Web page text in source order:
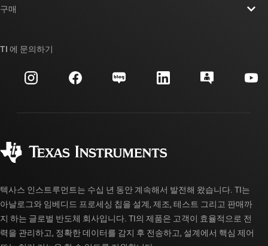
투자 관계
제조
대체품 검색
고객 지원 센터
myTI 계정 FAQ
구매
주문 FAQ
TI 에 문의하기
텍사스 인스트루먼트는 수십 년 동안 계속해서 발전해 왔습니다. TI는
아날로그와 임베디드 프로세싱 칩을 설계, 제조, 테스트 그리고 판매까
지 하는 글로벌 반도체 회사입니다. TI의 제품은 고객이 효율적으로 전
력을 관리하고, 정확한 데이터를 감지 후 전송하고, 설계에서 핵심 제어